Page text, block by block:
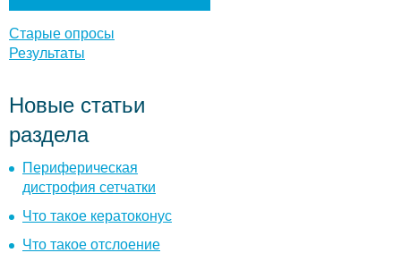
Старые опросы
Результаты
Новые статьи
раздела
Периферическая
дистрофия сетчатки
Что такое кератоконус
Что такое отслоение